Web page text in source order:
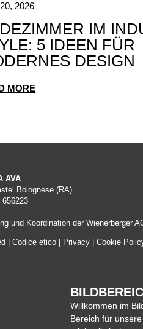
2026
IM
5 IDEEN FÜR
DESIGN
MORE
AVA
Bolognese (RA)
und Koordination der Wienerberger
| Codice etico| Privacy| Cookie
Willkommen im
Bereich für